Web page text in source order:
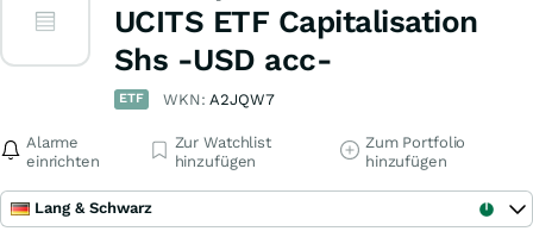
UCITS ETF Capitalisation
Shs -USD acc-
ETF WKN:A2JQW7
Alarme
einrichten
Zur Watchlist
hinzufügen
Zum Portfolio
hinzufügen
Lang & Schwarz